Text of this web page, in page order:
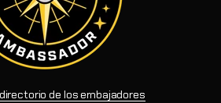
de los embajadores